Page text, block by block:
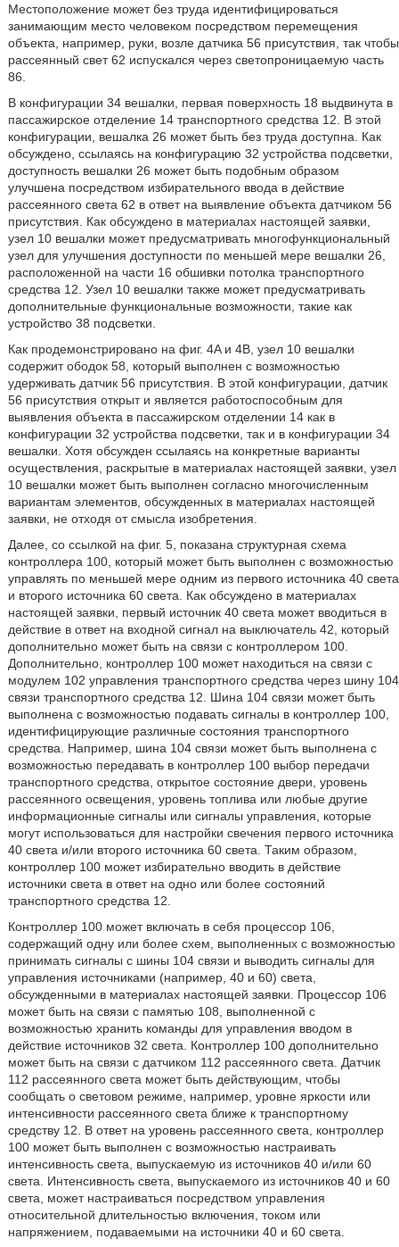
Местоположение может без труда идентифицироваться
занимающим место человеком посредством перемещения
объекта, например, руки, возле датчика 56 присутствия, так чтобы
рассеянный свет 62 испускался через светопроницаемую часть
86.
В конфигурации 34 вешалки, первая поверхность 18 выдвинута в
пассажирское отделение 14 транспортного средства 12. В этой
конфигурации, вешалка 26 может быть без труда доступна. Как
обсуждено, ссылаясь на конфигурацию 32 устройства подсветки,
доступность вешалки 26 может быть подобным образом
улучшена посредством избирательного ввода в действие
рассеянного света 62 в ответ на выявление объекта датчиком 56
присутствия. Как обсуждено в материалах настоящей заявки,
узел 10 вешалки может предусматривать многофункциональный
узел для улучшения доступности по меньшей мере вешалки 26,
расположенной на части 16 обшивки потолка транспортного
средства 12. Узел 10 вешалки также может предусматривать
дополнительные функциональные возможности, такие как
устройство 38 подсветки.
Как продемонстрировано на фиг. 4A и 4B, узел 10 вешалки
содержит ободок 58, который выполнен с возможностью
удерживать датчик 56 присутствия. В этой конфигурации, датчик
56 присутствия открыт и является работоспособным для
выявления объекта в пассажирском отделении 14 как в
конфигурации 32 устройства подсветки, так и в конфигурации 34
вешалки. Хотя обсужден ссылаясь на конкретные варианты
осуществления, раскрытые в материалах настоящей заявки, узел
10 вешалки может быть выполнен согласно многочисленным
вариантам элементов, обсужденных в материалах настоящей
заявки, не отходя от смысла изобретения.
Далее, со ссылкой на фиг. 5, показана структурная схема
контроллера 100, который может быть выполнен с возможностью
управлять по меньшей мере одним из первого источника 40 света
и второго источника 60 света. Как обсуждено в материалах
настоящей заявки, первый источник 40 света может вводиться в
действие в ответ на входной сигнал на выключатель 42, который
дополнительно может быть на связи с контроллером 100.
Дополнительно, контроллер 100 может находиться на связи с
модулем 102 управления транспортного средства через шину 104
связи транспортного средства 12. Шина 104 связи может быть
выполнена с возможностью подавать сигналы в контроллер 100,
идентифицирующие различные состояния транспортного
средства. Например, шина 104 связи может быть выполнена с
возможностью передавать в контроллер 100 выбор передачи
транспортного средства, открытое состояние двери, уровень
рассеянного освещения, уровень топлива или любые другие
информационные сигналы или сигналы управления, которые
могут использоваться для настройки свечения первого источника
40 света и/или второго источника 60 света. Таким образом,
контроллер 100 может избирательно вводить в действие
источники света в ответ на одно или более состояний
транспортного средства 12.
Контроллер 100 может включать в себя процессор 106,
содержащий одну или более схем, выполненных с возможностью
принимать сигналы с шины 104 связи и выводить сигналы для
управления источниками (например, 40 и 60) света,
обсужденными в материалах настоящей заявки. Процессор 106
может быть на связи с памятью 108, выполненной с
возможностью хранить команды для управления вводом в
действие источников 32 света. Контроллер 100 дополнительно
может быть на связи с датчиком 112 рассеянного света. Датчик
112 рассеянного света может быть действующим, чтобы
сообщать о световом режиме, например, уровне яркости или
интенсивности рассеянного света ближе к транспортному
средству 12. В ответ на уровень рассеянного света, контроллер
100 может быть выполнен с возможностью настраивать
интенсивность света, выпускаемую из источников 40 и/или 60
света. Интенсивность света, выпускаемого из источников 40 и 60
света, может настраиваться посредством управления
относительной длительностью включения, током или
напряжением, подаваемыми на источники 40 и 60 света.